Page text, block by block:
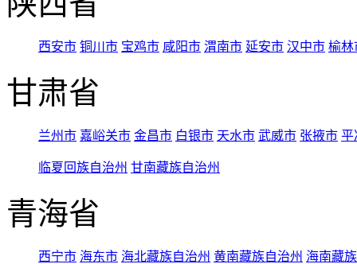
西安市 铜川市 宝鸡市 咸阳市 渭南市 延安市 汉中市 榆林
甘肃省
兰州市 嘉峪关市 金昌市 白银市 天水市 武威市 张掖市 平
临夏回族自治州 甘南藏族自治州
青海省
西宁市 海东市 海北藏族自治州 黄南藏族自治州 海南藏